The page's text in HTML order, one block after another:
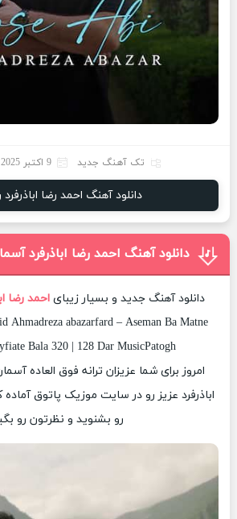
تک آهنگ جدید 9 اکتبر 2025
دانلود آهنگ احمد رضا
دانلود آهنگ احمد رضا اباذرفرد
دانلود آهنگ جدید و بسیار زیبای احمد رضا
Ahmadreza abazarfard – Aseman Ba Matne
Bala 320 | 128 Dar MusicPatogh
امروز برای شما عزیزان ترانه فوق العاده
اباذرفرد عزیز رو در سایت موزیک پاتوق
رو بشنوید و نظرتون رو